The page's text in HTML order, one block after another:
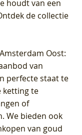
houdt van een
de collectie
Oost:
van
perfecte staat te
ketting te
of
We bieden ook
van goud